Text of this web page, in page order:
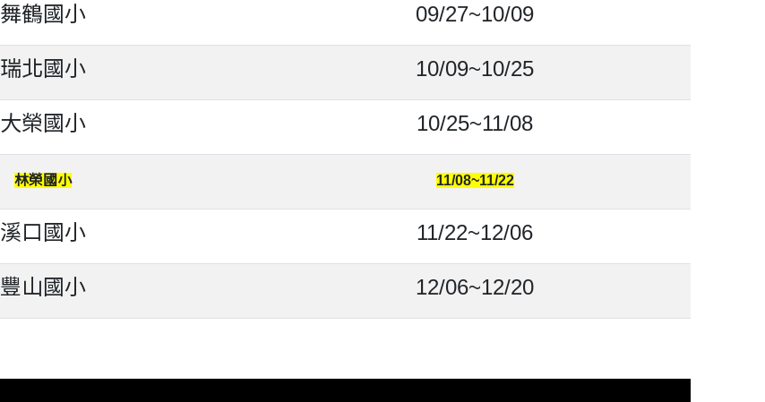
舞鶴國小 09/27~10/09
瑞北國小 10/09~10/25
大榮國小 10/25~11/08
林榮國小 11/08~11/22
溪口國小 11/22~12/06
豐山國小 12/06~12/20